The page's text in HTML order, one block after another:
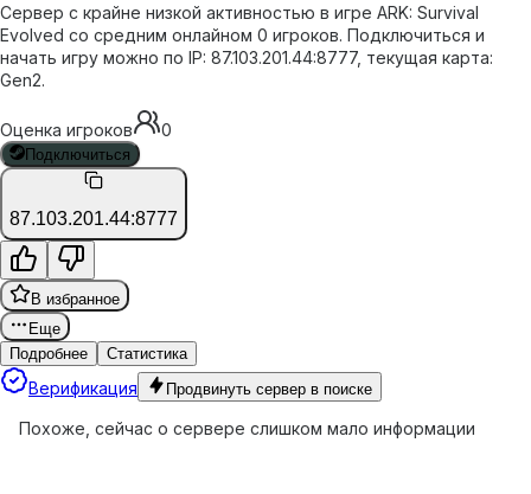
Сервер с крайне низкой активностью в игре ARK: Survival
Evolved со средним онлайном 0 игроков. Подключиться и
начать игру можно по IP: 87.103.201.44:8777, текущая карта:
Gen2.
Оценка игроков 0
Подключиться
87.103.201.44:8777
В избранное
Еще
Подробнее
Статистика
Верификация Продвинуть сервер в поиске
Похоже, сейчас о сервере слишком мало информации